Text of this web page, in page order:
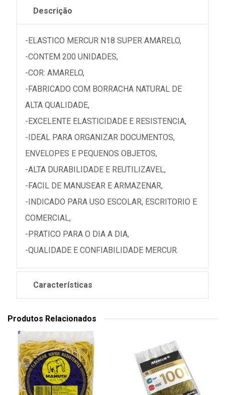
Descrição
-ELASTICO MERCUR N18 SUPER AMARELO,
-CONTEM 200 UNIDADES,
-COR: AMARELO,
-FABRICADO COM BORRACHA NATURAL DE
ALTA QUALIDADE,
-EXCELENTE ELASTICIDADE E RESISTENCIA,
-IDEAL PARA ORGANIZAR DOCUMENTOS,
ENVELOPES E PEQUENOS OBJETOS,
-ALTA DURABILIDADE E REUTILIZAVEL,
-FACIL DE MANUSEAR E ARMAZENAR,
-INDICADO PARA USO ESCOLAR, ESCRITORIO E
COMERCIAL,
-PRATICO PARA O DIA A DIA,
-QUALIDADE E CONFIABILIDADE MERCUR.
Características
Produtos Relacionados